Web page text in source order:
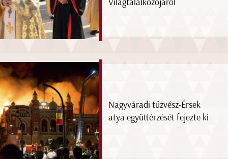
Nagyváradi tűzvész-Érsek
atya együttérzését fejezte ki